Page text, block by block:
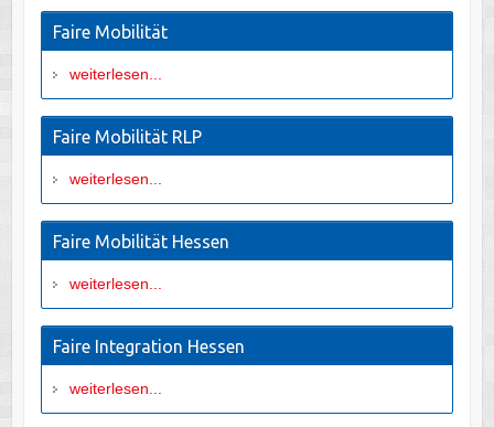
Faire Mobilität
weiterlesen...
Faire Mobilität RLP
weiterlesen...
Faire Mobilität Hessen
weiterlesen...
Faire Integration Hessen
weiterlesen...